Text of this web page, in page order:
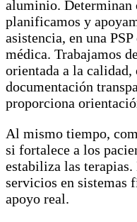
aluminio. Determinan
planificamos y
asistencia, en una
médica. Trabajamos
orientada a la calidad,
documentación
proporciona
Al mismo tiempo,
si fortalece a los
estabiliza las
servicios en sistemas
apoyo real.